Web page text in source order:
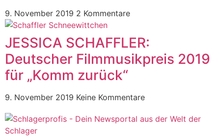
9. November 2019 2 Kommentare
JESSICA SCHAFFLER:
Deutscher Filmmusikpreis 2019
für „Komm zurück“
9. November 2019 Keine Kommentare